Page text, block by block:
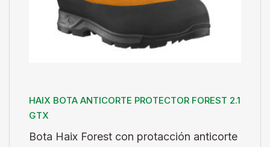
HAIX BOTA ANTICORTE PROTECTOR FOREST 2.1
GTX
Bota Haix Forest con protacción anticorte